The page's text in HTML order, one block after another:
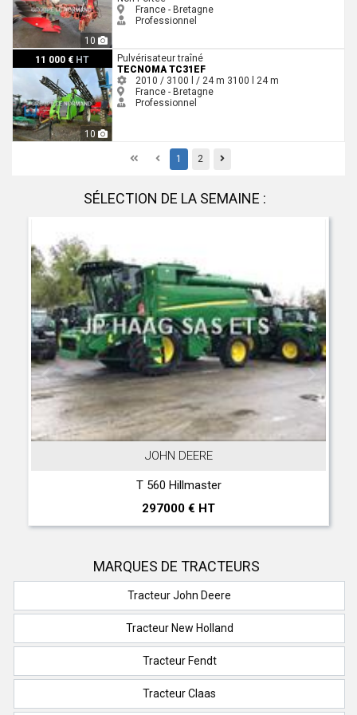
10
France - Bretagne
Professionnel
11 000 € HT
10
Tecnoma TC31EF
Pulvérisateur traîné
TECNOMA TC31EF
2010 / 3100 l / 24 m 3100 l 24 m
France - Bretagne
Professionnel
FirstPrevious
1 2 Previous
SÉLECTION DE LA SEMAINE :
JOHN DEERE
T 560 Hillmaster
297000 € HT
MARQUES DE TRACTEURS
Tracteur John Deere
Tracteur New Holland
Tracteur Fendt
Tracteur Claas